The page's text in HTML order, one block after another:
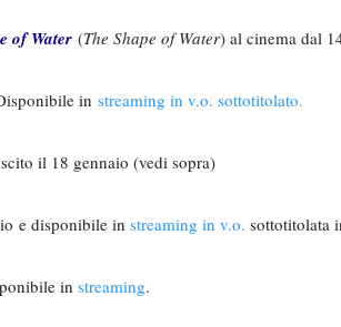
of Water (The Shape of Water) al cinema dal
in streaming in v.o. sottotitolato.
il 18 gennaio (vedi sopra)
e disponibile in streaming in v.o. sottotitolata
in streaming.